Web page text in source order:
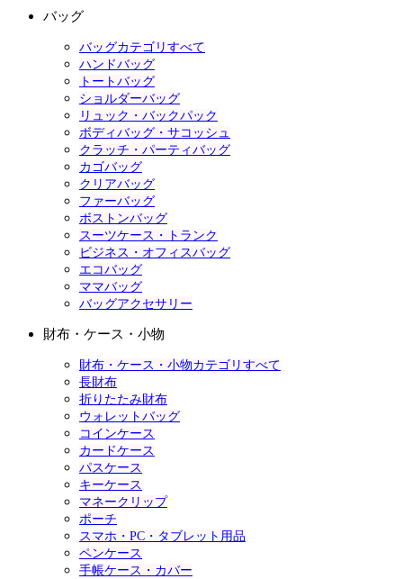
バッグ
バッグカテゴリすべて
ハンドバッグ
トートバッグ
ショルダーバッグ
リュック・バックパック
ボディバッグ・サコッシュ
クラッチ・パーティバッグ
カゴバッグ
クリアバッグ
ファーバッグ
ボストンバッグ
スーツケース・トランク
ビジネス・オフィスバッグ
エコバッグ
ママバッグ
バッグアクセサリー
財布・ケース・小物
財布・ケース・小物カテゴリすべて
長財布
折りたたみ財布
ウォレットバッグ
コインケース
カードケース
パスケース
キーケース
マネークリップ
ポーチ
スマホ・PC・タブレット用品
ペンケース
手帳ケース・カバー